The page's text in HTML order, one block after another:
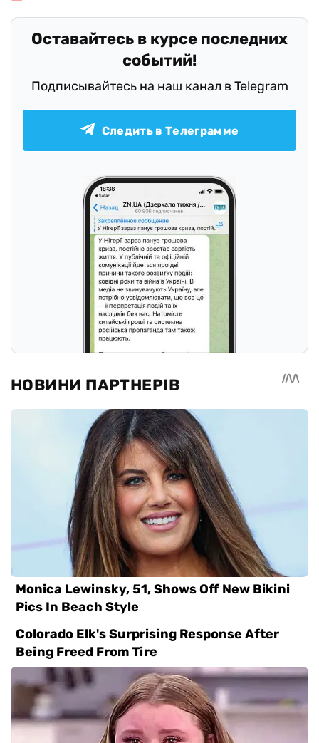
Оставайтесь в курсе последних
событий!
Подписывайтесь на наш канал в Telegram
Следить в Телеграмме